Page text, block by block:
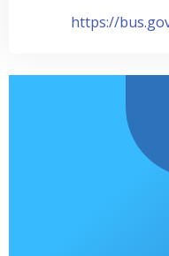
https://